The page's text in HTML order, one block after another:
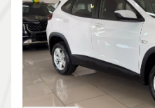
Compartilhe
Chevrolet Tracker 1.0
Jeep